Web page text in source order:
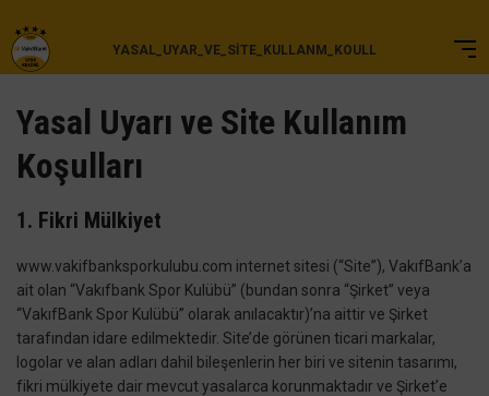
YASAL_UYAR_VE_SITE_KULLANM_KOULL
Yasal Uyarı ve Site Kullanım
Koşulları
1. Fikri Mülkiyet
www.vakifbanksporkulubu.com internet sitesi (“Site”), VakıfBank’a
ait olan “Vakıfbank Spor Kulübü” (bundan sonra “Şirket” veya
“VakıfBank Spor Kulübü” olarak anılacaktır)’na aittir ve Şirket
tarafından idare edilmektedir. Site’de görünen ticari markalar,
logolar ve alan adları dahil bileşenlerin her biri ve sitenin tasarımı,
fikri mülkiyete dair mevcut yasalarca korunmaktadır ve Şirket’e